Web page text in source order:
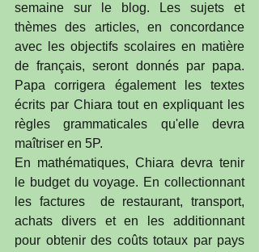
semaine sur le blog. Les sujets et
thèmes des articles, en concordance
avec les objectifs scolaires en matière
de français, seront donnés par papa.
Papa corrigera également les textes
écrits par Chiara tout en expliquant les
règles grammaticales qu'elle devra
maîtriser en 5P.
En mathématiques, Chiara devra tenir
le budget du voyage. En collectionnant
les factures  de restaurant, transport,
achats divers et en les additionnant
pour obtenir des coûts totaux par pays